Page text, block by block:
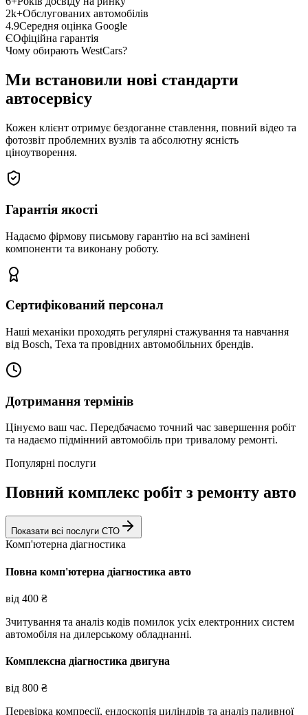
2k+Обслугованих автомобілів
4.9Середня оцінка Google
ЄОфіційна гарантія
Чому обирають WestCars?
Ми встановили нові стандарти
автосервісу
Кожен клієнт отримує бездоганне ставлення, повний відео та
фотозвіт проблемних вузлів та абсолютну ясність
ціноутворення.
Гарантія якості
Надаємо фірмову письмову гарантію на всі замінені
компоненти та виконану роботу.
Сертифікований персонал
Наші механіки проходять регулярні стажування та навчання
від Bosch, Texa та провідних автомобільних брендів.
Дотримання термінів
Цінуємо ваш час. Передбачаємо точний час завершення робіт
та надаємо підмінний автомобіль при тривалому ремонті.
Популярні послуги
Повний комплекс робіт з ремонту авто
Показати всі послуги СТО
Комп'ютерна діагностика
Повна комп'ютерна діагностика авто
від 400 ₴
Зчитування та аналіз кодів помилок усіх електронних систем
автомобіля на дилерському обладнанні.
Комплексна діагностика двигуна
від 800 ₴
Перевірка компресії, ендоскопія циліндрів та аналіз паливної